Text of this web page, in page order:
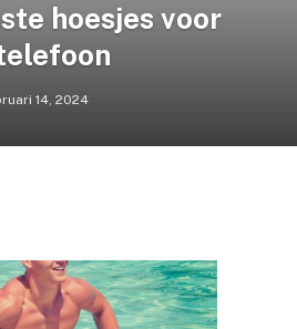
hoesjes voor
14, 2024